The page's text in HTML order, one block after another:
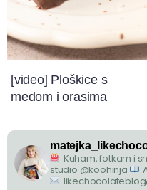
[video] Ploškice s
medom i orasima
Kuham, fotkam i
studio @koohinja